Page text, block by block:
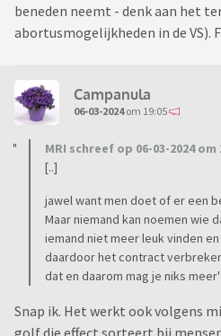
beneden neemt - denk aan het
abortusmogelijkheden in de VS).
Campanula
06-03-2024om 19:05
MRI schreef op 06-03-2024 om
[..]
jawel want men doet of er een
Maar niemand kan noemen wie
iemand niet meer leuk vinden
daardoor het contract
dat en daarom mag je niks meer'
Snap ik. Het werkt ook volgens